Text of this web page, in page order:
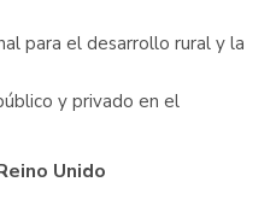
para el desarrollo rural y la
y privado en el
Unido